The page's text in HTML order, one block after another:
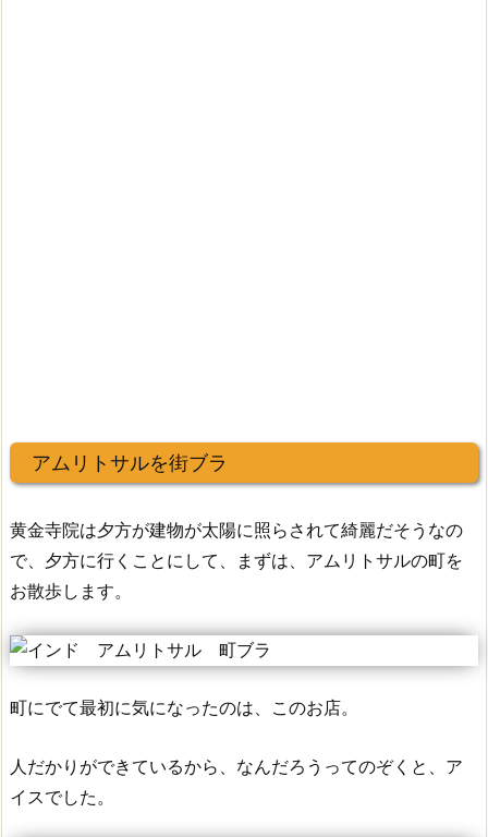
アムリトサルを街ブラ
黄金寺院は夕方が建物が太陽に照らされて綺麗だそうなの
で、夕方に行くことにして、まずは、アムリトサルの町を
お散歩します。
町にでて最初に気になったのは、このお店。
人だかりができているから、なんだろうってのぞくと、ア
イスでした。